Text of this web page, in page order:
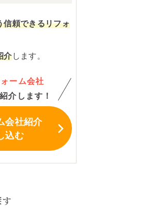
信頼できるリフォ
介します。
ーム会社
介します！
会社紹介
込む